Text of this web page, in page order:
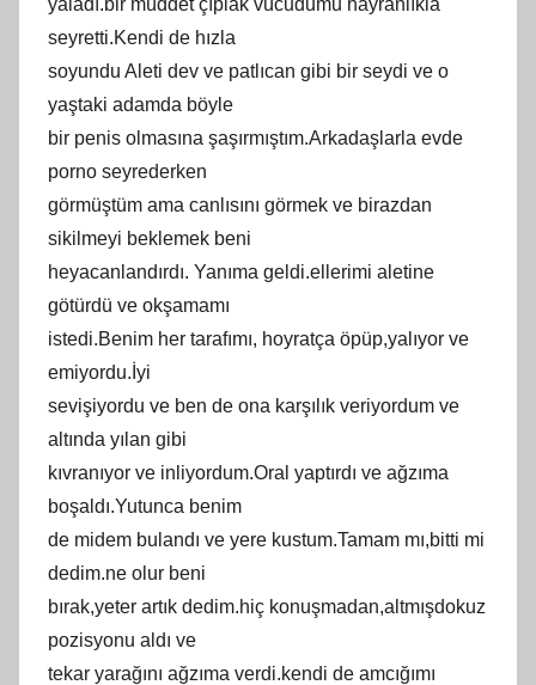
seyretti.Kendi de hızla
soyundu Aleti dev ve patlıcan gibi bir seydi ve o
yaştaki adamda böyle
bir penis olmasına şaşırmıştım.Arkadaşlarla evde
porno seyrederken
görmüştüm ama canlısını görmek ve birazdan
sikilmeyi beklemek beni
heyacanlandırdı. Yanıma geldi.ellerimi aletine
götürdü ve okşamamı
istedi.Benim her tarafımı, hoyratça öpüp,yalıyor ve
emiyordu.İyi
sevişiyordu ve ben de ona karşılık veriyordum ve
altında yılan gibi
kıvranıyor ve inliyordum.Oral yaptırdı ve ağzıma
boşaldı.Yutunca benim
de midem bulandı ve yere kustum.Tamam mı,bitti mi
dedim.ne olur beni
bırak,yeter artık dedim.hiç konuşmadan,altmışdokuz
pozisyonu aldı ve
tekar yarağını ağzıma verdi.kendi de amcığımı